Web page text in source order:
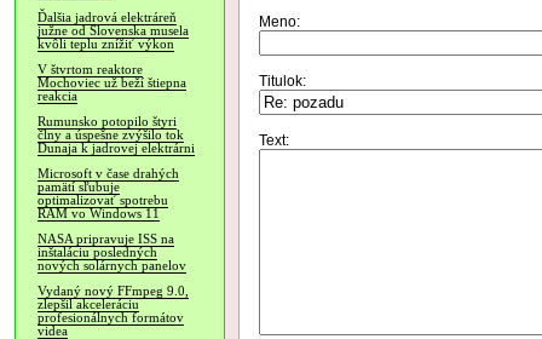
Ďalšia jadrová elektráreň
južne od Slovenska musela
kvôli teplu znížiť výkon
V štvrtom reaktore
Mochoviec už beží štiepna
reakcia
Rumunsko potopilo štyri
člny a úspešne zvýšilo tok
Dunaja k jadrovej elektrárni
Microsoft v čase drahých
pamätí sľubuje
optimalizovať spotrebu
RAM vo Windows 11
NASA pripravuje ISS na
inštaláciu posledných
nových solárnych panelov
Vydaný nový FFmpeg 9.0,
zlepšil akceleráciu
profesionálnych formátov
videa
Meno:
Titulok:
Text: